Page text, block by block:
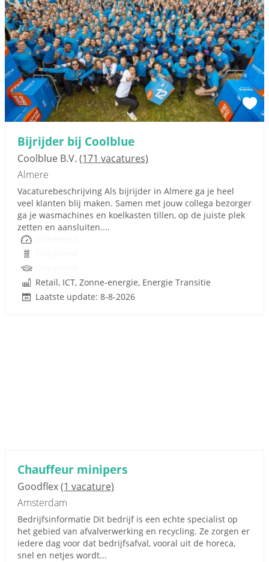
Bijrijder bij Coolblue
Coolblue B.V. (171 vacatures)
Almere
Vacaturebeschrijving Als bijrijder in Almere ga je heel
veel klanten blij maken. Samen met jouw collega bezorger
ga je wasmachines en koelkasten tillen, op de juiste plek
zetten en aansluiten....
Retail, ICT, Zonne-energie, Energie Transitie
Laatste update: 8-8-2026
Chauffeur minipers
Goodflex(1 vacature)
Amsterdam
Bedrijfsinformatie Dit bedrijf is een echte specialist op
het gebied van afvalverwerking en recycling. Ze zorgen er
iedere dag voor dat bedrijfsafval, vooral uit de horeca,
snel en netjes wordt...